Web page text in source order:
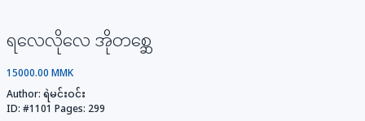
ရလေလိုလေ အိုတစ္ဆေ
15000.00 MMK
Author: ရဲမင်းဝင်း
ID: #1101 Pages: 299